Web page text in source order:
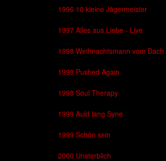
1996 10 kleine Jägermeister
1997 Alles aus Liebe - Live
1998 Weihnachtsmann vom Dach
1998 Pushed Again
1998 Soul Therapy
1999 Auld lang Syne
1999 Schön sein
2000 Unsterblich